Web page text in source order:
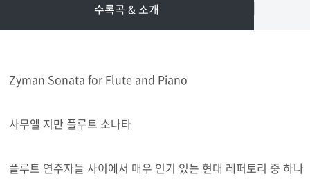
수록곡 & 소개
Zyman Sonata for Flute and Piano
사무엘 지만 플루트 소나타
플루트 연주자들 사이에서 매우 인기 있는 현대 레퍼토리 중 하나